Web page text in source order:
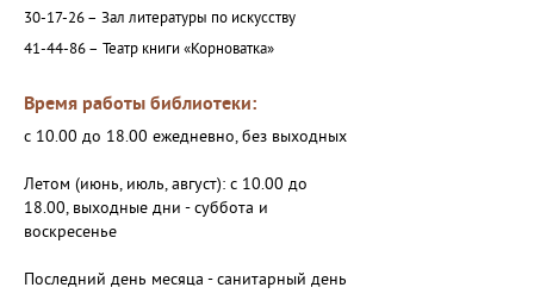
30-17-26 – Зал литературы по искусству
41-44-86 – Театр книги «Корноватка»
Время работы библиотеки:
с 10.00 до 18.00 ежедневно, без выходных
Летом (июнь, июль, август): с 10.00 до
18.00, выходные дни - суббота и
воскресенье
Последний день месяца - санитарный день